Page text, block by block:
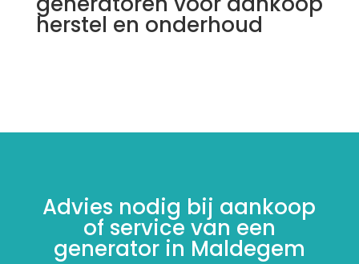
herstel en onderhoud
Advies nodig bij aankoop
of service van een
generator in Maldegem